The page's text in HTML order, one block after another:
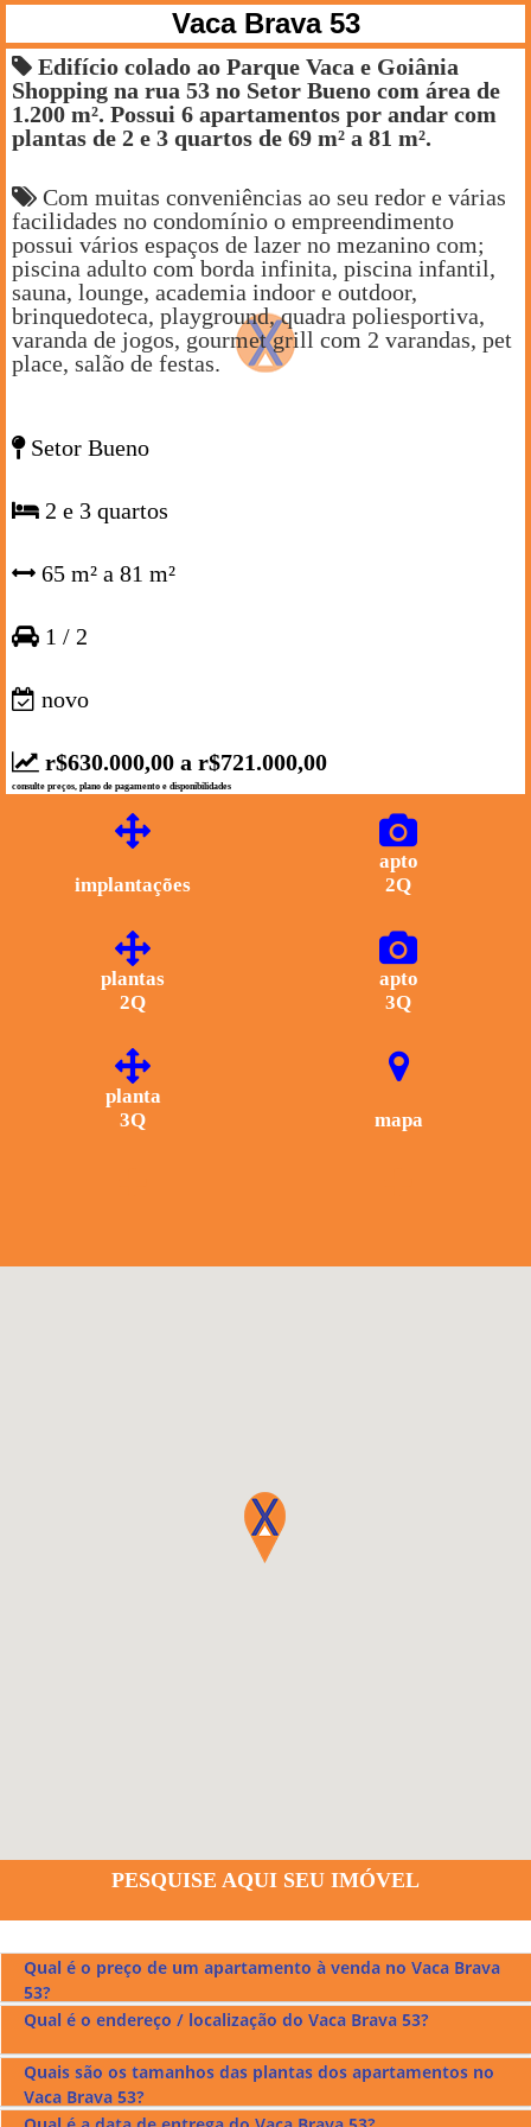
Vaca Brava 53
Edifício colado ao Parque Vaca e Goiânia
Shopping na rua 53 no Setor Bueno com área de
1.200 m². Possui 6 apartamentos por andar com
plantas de 2 e 3 quartos de 69 m² a 81 m².
Com muitas conveniências ao seu redor e várias
facilidades no condomínio o empreendimento
possui vários espaços de lazer no mezanino com;
piscina adulto com borda infinita, piscina infantil,
sauna, lounge, academia indoor e outdoor,
brinquedoteca, playground, quadra poliesportiva,
varanda de jogos, gourmet grill com 2 varandas, pet
place, salão de festas.
Setor Bueno
2 e 3 quartos
65 m² a 81 m²
1 / 2
novo
r$630.000,00 a r$721.000,00
consulte preços, plano de pagamento e disponibilidades
implantações
apto
2Q
plantas
2Q
apto
3Q
planta
3Q
mapa
PESQUISE AQUI SEU IMÓVEL
Qual é o preço de um apartamento à venda no Vaca Brava
53?
ficam entre r$630.000,00 a r$721.000,00.
Qual é o endereço / localização do Vaca Brava 53?
OVaca Brava 53
em Goiânia, confira no mapa acima.
Quais são os tamanhos das plantas dos apartamentos no
Vaca Brava 53?